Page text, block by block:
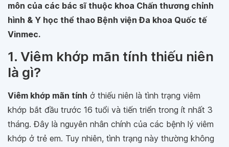
môn của các bác sĩ thuộc khoa Chấn thương chỉnh
hình & Y học thể thao Bệnh viện Đa khoa Quốc tế
Vinmec.
1. Viêm khớp mãn tính thiếu niên
là gì?
Viêm khớp mãn tính ở thiếu niên là tình trạng viêm
khớp bắt đầu trước 16 tuổi và tiến triển trong ít nhất 3
tháng. Đây là nguyên nhân chính của các bệnh lý viêm
khớp ở trẻ em. Tuy nhiên, tình trạng này thường không